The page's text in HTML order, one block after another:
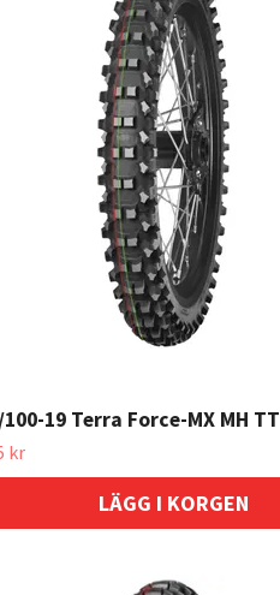
100-19 Terra Force-MX MH TT
kr